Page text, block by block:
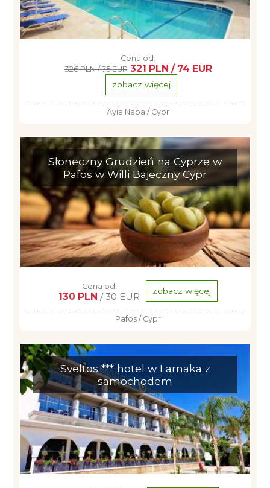
Cena od:
326 PLN / 75 EUR 321 PLN / 74 EUR
zobacz więcej
Ayia Napa / Cypr
Słoneczny Grudzień na Cyprze w
Pafos w Willi Bajeczny Cypr
Cena od:
130 PLN / 30 EUR zobacz więcej
Pafos / Cypr
Sveltos *** hotel w Larnaka z
samochodem